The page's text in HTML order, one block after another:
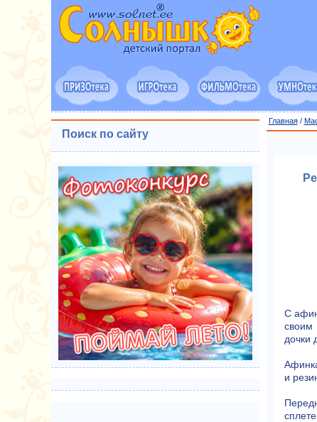
Главная/
С
своим
дочки
и
Поиск по сайту